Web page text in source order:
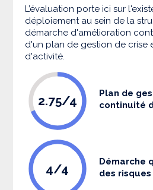
L’évaluation porte ici sur
déploiement au sein de la
démarche d'amélioration
d'un plan de gestion de crise
d'activité.
2.75/4
Plan de
continuité
4/4
Démarche
des risques